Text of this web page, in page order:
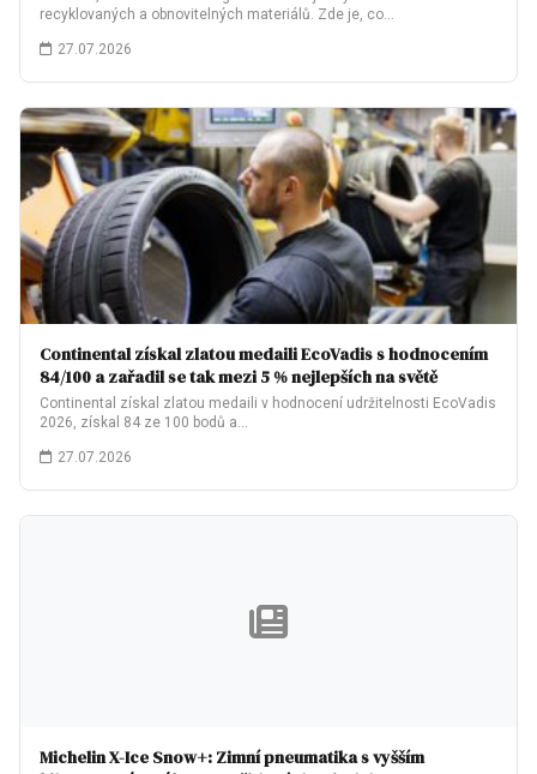
recyklovaných a obnovitelných materiálů. Zde je, co…
27.07.2026
Continental získal zlatou medaili EcoVadis s hodnocením
84/100 a zařadil se tak mezi 5 % nejlepších na světě
Continental získal zlatou medaili v hodnocení udržitelnosti EcoVadis
2026, získal 84 ze 100 bodů a…
27.07.2026
Michelin X-Ice Snow+: Zimní pneumatika s vyšším